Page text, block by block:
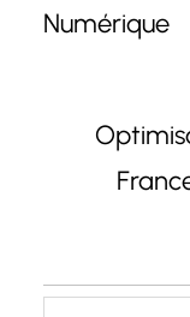
Numérique